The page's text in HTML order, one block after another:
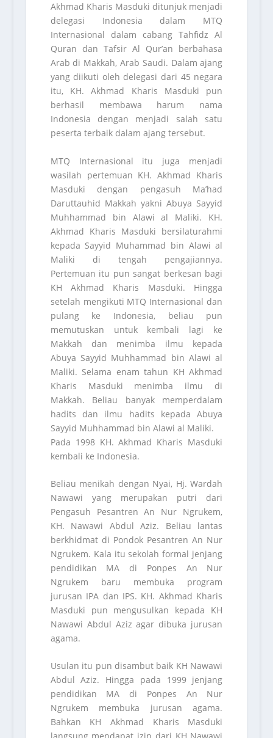
Akhmad Kharis Masduki ditunjuk menjadi
delegasi Indonesia dalam MTQ
Internasional dalam cabang Tahfidz Al
Quran dan Tafsir Al Qur’an berbahasa
Arab di Makkah, Arab Saudi. Dalam ajang
yang diikuti oleh delegasi dari 45 negara
itu, KH. Akhmad Kharis Masduki pun
berhasil membawa harum nama
Indonesia dengan menjadi salah satu
peserta terbaik dalam ajang tersebut.
MTQ Internasional itu juga menjadi
wasilah pertemuan KH. Akhmad Kharis
Masduki dengan pengasuh Ma’had
Daruttauhid Makkah yakni Abuya Sayyid
Muhhammad bin Alawi al Maliki. KH.
Akhmad Kharis Masduki bersilaturahmi
kepada Sayyid Muhammad bin Alawi al
Maliki di tengah pengajiannya.
Pertemuan itu pun sangat berkesan bagi
KH Akhmad Kharis Masduki. Hingga
setelah mengikuti MTQ Internasional dan
pulang ke Indonesia, beliau pun
memutuskan untuk kembali lagi ke
Makkah dan menimba ilmu kepada
Abuya Sayyid Muhhammad bin Alawi al
Maliki. Selama enam tahun KH Akhmad
Kharis Masduki menimba ilmu di
Makkah. Beliau banyak memperdalam
hadits dan ilmu hadits kepada Abuya
Sayyid Muhhammad bin Alawi al Maliki.
Pada 1998 KH. Akhmad Kharis Masduki
kembali ke Indonesia.
Beliau menikah dengan Nyai, Hj. Wardah
Nawawi yang merupakan putri dari
Pengasuh Pesantren An Nur Ngrukem,
KH. Nawawi Abdul Aziz. Beliau lantas
berkhidmat di Pondok Pesantren An Nur
Ngrukem. Kala itu sekolah formal jenjang
pendidikan MA di Ponpes An Nur
Ngrukem baru membuka program
jurusan IPA dan IPS. KH. Akhmad Kharis
Masduki pun mengusulkan kepada KH
Nawawi Abdul Aziz agar dibuka jurusan
agama.
Usulan itu pun disambut baik KH Nawawi
Abdul Aziz. Hingga pada 1999 jenjang
pendidikan MA di Ponpes An Nur
Ngrukem membuka jurusan agama.
Bahkan KH Akhmad Kharis Masduki